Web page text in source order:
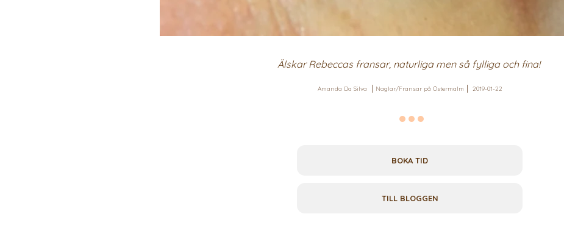
Älskar Rebeccas fransar, naturliga men så fylliga och fina!
Amanda Da Silva Naglar/Fransar på Östermalm 2019-01-22
BOKA TID
TILL BLOGGEN